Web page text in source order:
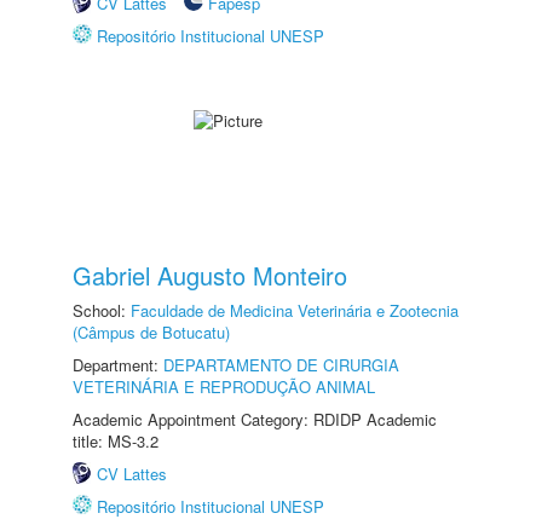
Repositório Institucional UNESP
Gabriel Augusto Monteiro
School: Faculdade de Medicina Veterinária e Zootecnia
(Câmpus de Botucatu)
Department: DEPARTAMENTO DE CIRURGIA
VETERINÁRIA E REPRODUÇÃO ANIMAL
Academic Appointment Category: RDIDP Academic
title: MS-3.2
CV Lattes
Repositório Institucional UNESP